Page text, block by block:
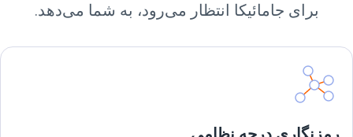
برای جامائیکا انتظار می‌رود، به شما می‌دهد.